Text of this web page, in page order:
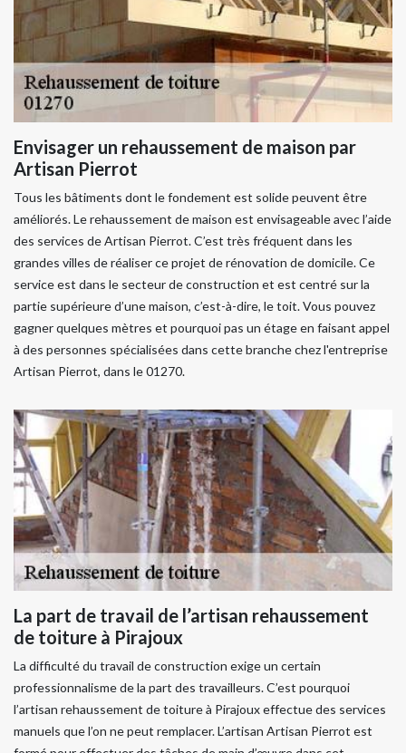
Envisager un rehaussement de maison par
Artisan Pierrot
Tous les bâtiments dont le fondement est solide peuvent être
améliorés. Le rehaussement de maison est envisageable avec l’aide
des services de Artisan Pierrot. C’est très fréquent dans les
grandes villes de réaliser ce projet de rénovation de domicile. Ce
service est dans le secteur de construction et est centré sur la
partie supérieure d’une maison, c’est-à-dire, le toit. Vous pouvez
gagner quelques mètres et pourquoi pas un étage en faisant appel
à des personnes spécialisées dans cette branche chez l'entreprise
Artisan Pierrot, dans le 01270.
La part de travail de l’artisan rehaussement
de toiture à Pirajoux
La difficulté du travail de construction exige un certain
professionnalisme de la part des travailleurs. C’est pourquoi
l’artisan rehaussement de toiture à Pirajoux effectue des services
manuels que l’on ne peut remplacer. L’artisan Artisan Pierrot est